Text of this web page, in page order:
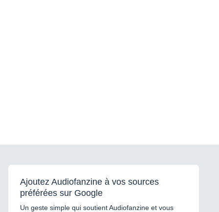
Ajoutez Audiofanzine à vos sources
préférées sur Google
Un geste simple qui soutient Audiofanzine et vous